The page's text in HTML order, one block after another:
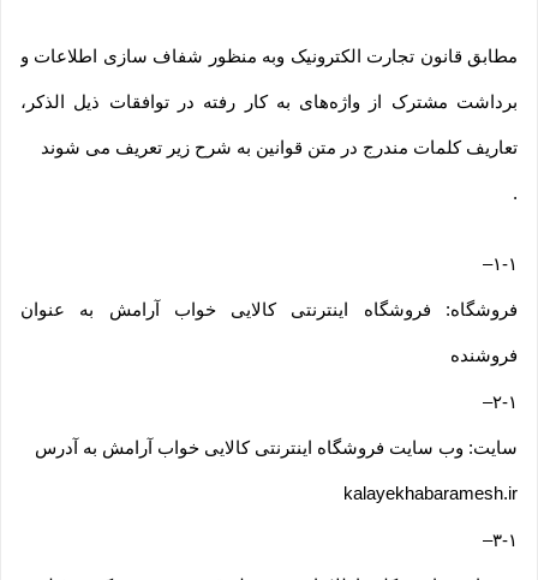
مطابق قانون تجارت الکترونیک وبه منظور شفاف سازی اطلاعات و
برداشت مشترک از واژه‌های به کار رفته در توافقات ذیل الذکر،
تعاریف کلمات مندرج در متن قوانین به شرح زیر تعریف می شوند
.
۱-۱–
فروشگاه: فروشگاه اینترنتی کالایی خواب آرامش به عنوان
فروشنده
۲-۱–
سایت: وب سایت فروشگاه اینترنتی کالایی خواب آرامش به آدرس
kalayekhabaramesh.ir
۳-۱–